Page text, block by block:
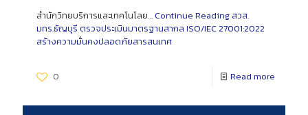
สำนักวิทยบริการและเทคโนโลย… Continue Reading สวส.
มทร.ธัญบุรี ตรวจประเมินมาตรฐานสากล ISO/IEC 27001:2022
สร้างความมั่นคงปลอดภัยสารสนเทศ
0 Read more